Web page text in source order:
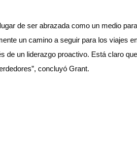
de ser abrazada como un medio
un camino a seguir para los viajes
un liderazgo proactivo. Está claro
concluyó Grant.